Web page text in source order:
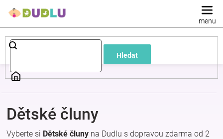
Hledat
Dětské
a
kojenecké
oblečení
Dětské čluny
Vyberte si Dětské čluny na Dudlu s dopravou zdarma od 2